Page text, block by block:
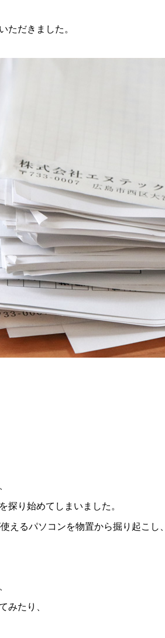
ただきました。
探り始めてしまいました。
えるパソコンを物置から掘り起こし、
みたり、